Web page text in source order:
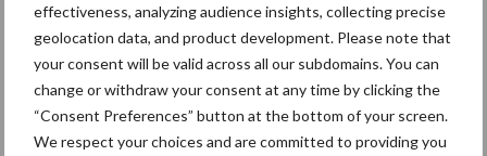
effectiveness, analyzing audience insights, collecting precise
geolocation data, and product development. Please note that
your consent will be valid across all our subdomains. You can
change or withdraw your consent at any time by clicking the
“Consent Preferences” button at the bottom of your screen.
We respect your choices and are committed to providing you
ForFarmers ziet volume en
marktaandeel groeien in
krimpende Nederlandse
markt